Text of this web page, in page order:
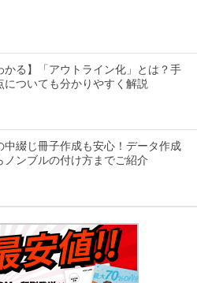
かる】「アウトライン化」とは？手
についても分かりやすく解説
中綴じ冊子作成も安心！データ作成
ノンブルの付け方までご紹介